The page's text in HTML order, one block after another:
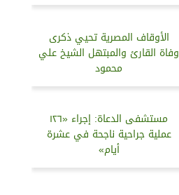
الأوقاف المصرية تحيي ذكرى
وفاة القارئ والمبتهل الشيخ علي
محمود
مستشفى الدعاة: إجراء «١٢٦
عملية جراحية ناجحة في عشرة
أيام»